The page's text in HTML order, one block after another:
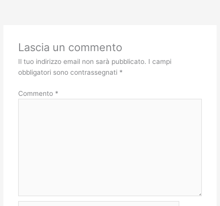
Lascia un commento
Il tuo indirizzo email non sarà pubblicato. I campi
obbligatori sono contrassegnati *
Commento *